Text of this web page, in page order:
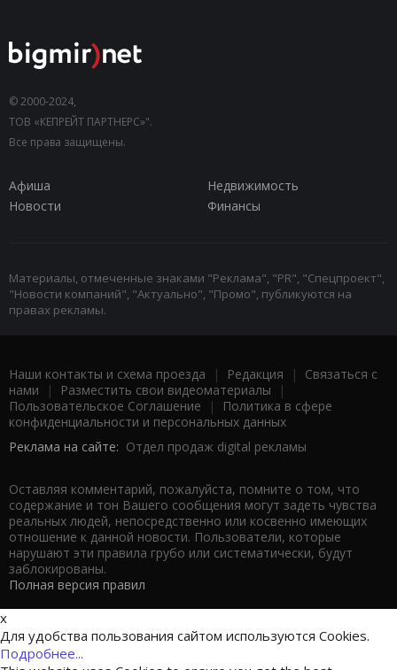
© 2000-2024,
ТОВ «КЕПРЕЙТ ПАРТНЕРС»".
Все права защищены.
Афиша
Недвижимость
Новости
Финансы
Материалы, отмеченные знаками "Реклама", "PR", "Спецпроект",
"Новости компаний", "Актуально", "Промо", публикуются на
правах рекламы.
Наши контакты и схема проезда | Редакция | Связаться с
нами | Разместить свои видеоматериалы |
Пользовательское Соглашение |
Политика в сфере
конфиденциальности и персональных данных
Реклама на сайте: Отдел продаж digital рекламы
Оставляя комментарий, пожалуйста, помните о том, что
содержание и тон Вашего сообщения могут задеть чувства
реальных людей, непосредственно или косвенно имеющих
отношение к данной новости. Пользователи, которые
нарушают эти правила грубо или систематически, будут
заблокированы.
Полная версия правил
x
Для удобства пользования сайтом используются Cookies.
Подробнее...